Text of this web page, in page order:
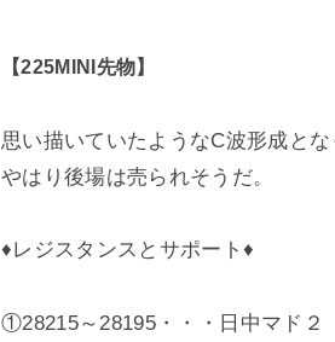
【225MINI先物】
思い描いていたようなC波形成と
やはり後場は売られそうだ。
♦レジスタンスとサポート♦
①28215～28195・・・日中マド２